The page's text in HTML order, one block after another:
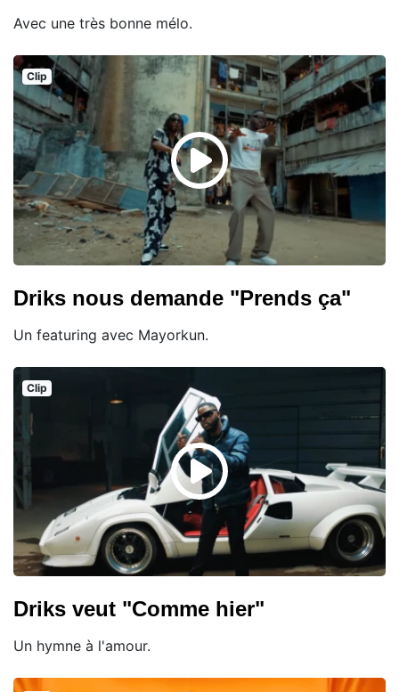
Avec une très bonne mélo.
Clip
Driks nous demande "Prends ça"
Un featuring avec Mayorkun.
Clip
Driks veut "Comme hier"
Un hymne à l'amour.